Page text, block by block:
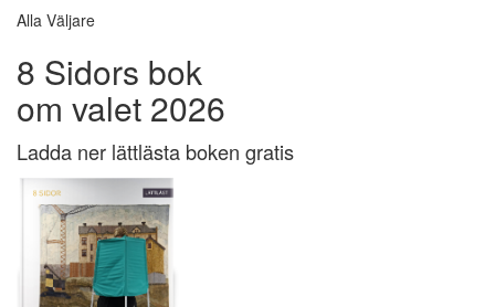
Alla Väljare
8 Sidors bok
om valet 2026
Ladda ner lättlästa boken gratis